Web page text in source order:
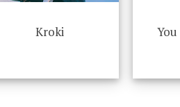
Kroki